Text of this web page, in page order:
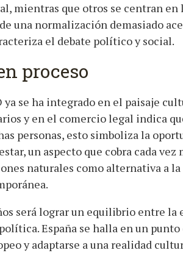
mientras que otros se centran en
una normalización demasiado
el debate político y social.
proceso
se ha integrado en el paisaje
y en el comercio legal indica
personas, esto simboliza la
un aspecto que cobra cada vez
naturales como alternativa a la
será lograr un equilibrio entre la
España se halla en un
y adaptarse a una realidad